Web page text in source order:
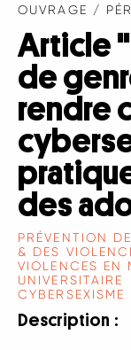
OUVRAGE /
Article
de
rendre
des
PRÉVENTION
& DES
VIOLENCES EN
UNIVERSITAIRE
CYBERSEXISME
Description